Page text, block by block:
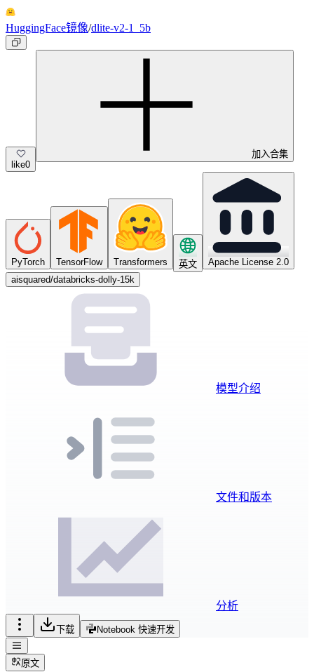
HuggingFace镜像/dlite-v2-1_5b
like0
加入合集
PyTorch TensorFlow Transformers 英文
Apache License 2.0
aisquared/databricks-dolly-15k
模型介绍
文件和版本
分析
下载 Notebook 快速开发
原文